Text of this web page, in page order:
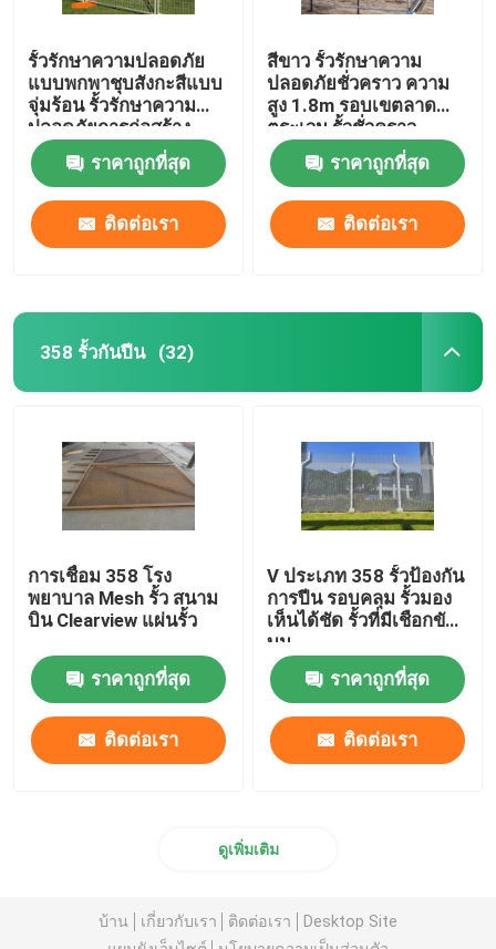
รั้วรักษาความปลอดภัย
แบบพกพาชุบสังกะสีแบบ
จุ่มร้อน รั้วรักษาความ
ปลอดภัยการก่อสร้าง
ราคาถูกที่สุด
ติดต่อเรา
สีขาว รั้วรักษาความ
ปลอดภัยชั่วคราว ความ
สูง 1.8m รอบเขตลาด
ตระเวน รั้วชั่วคราว
ราคาถูกที่สุด
ติดต่อเรา
358 รั้วกันปีน (32)
การเชื่อม 358 โรง
พยาบาล Mesh รั้ว สนาม
บิน Clearview แผ่นรั้ว
ราคาถูกที่สุด
ติดต่อเรา
V ประเภท 358 รั้วป้องกัน
การปีน รอบคลุม รั้วมอง
เห็นได้ชัด รั้วที่มีเชือกขัด
บน
ราคาถูกที่สุด
ติดต่อเรา
ดูเพิ่มเติม
บ้าน เกี่ยวกับเรา ติดต่อเรา
Desktop Site